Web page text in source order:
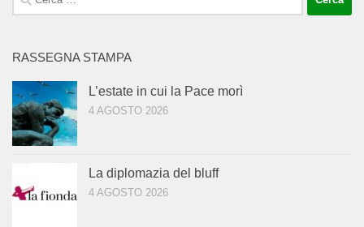
per:
RASSEGNA STAMPA
L’estate in cui la Pace morì
4 AGOSTO 2026
La diplomazia del bluff
4 AGOSTO 2026